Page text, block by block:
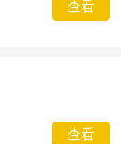
查看
查看